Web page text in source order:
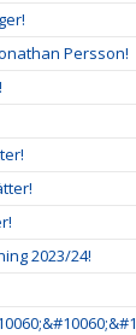
Persson!
2023/24!